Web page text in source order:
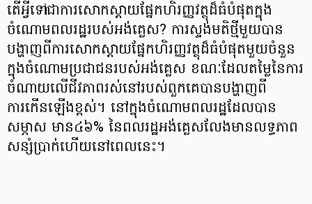
តើអ្វីទៅជាការសោកស្ដាយផ្នែកហិរញ្ញវត្ថុដ៏ធំបំផុតក្នុង
ចំណោមពលរដ្ឋរបស់អង់គ្លេស? ការស្ទង់មតិថ្មីមួយបាន
បង្ហាញពីការសោកស្តាយផ្នែកហិរញ្ញវត្ថុដ៏ធំបំផុតមួយចំនួន
ក្នុងចំណោមប្រជាជនរបស់អង់គ្លេស ខណៈដែលតម្លៃនៃការ
ចំណាយលើជីវភាពរស់នៅរបស់ពួកគេបានបង្ហាញពី
ការកើនឡើងខ្ពស់។ នៅក្នុងចំណោមពលរដ្ឋដែលបាន
សម្ភាស មាន៤៦% នៃពលរដ្ឋអង់គ្លេសលែងមានលទ្ធភាព
សន្សំប្រាក់ហើយនៅពេលនេះ។